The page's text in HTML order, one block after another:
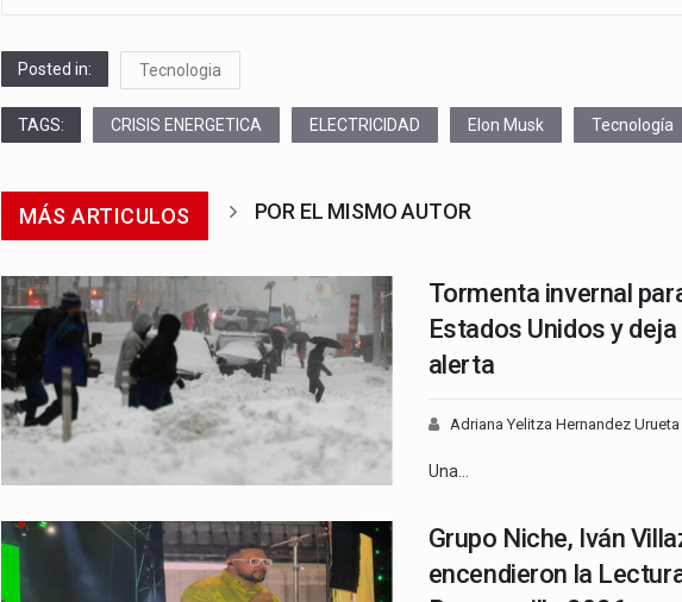
Posted in: Tecnologia
TAGS: CRISIS ENERGETICA ELECTRICIDAD Elon Musk Tecnología
MÁS ARTICULOS POR EL MISMO AUTOR
Tormenta invernal
Estados Unidos y
alerta
Adriana Yelitza Hernandez Urueta
Una…
Grupo Niche, Iván
encendieron la